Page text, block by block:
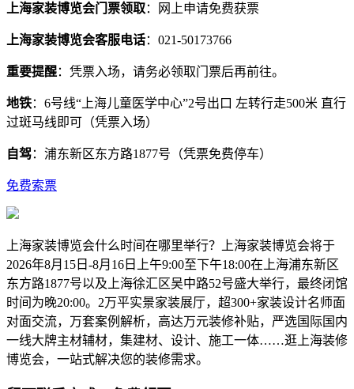
上海家装博览会门票领取：网上申请免费获票
上海家装博览会客服电话：021-50173766
重要提醒：凭票入场，请务必领取门票后再前往。
地铁：6号线“上海儿童医学中心”2号出口 左转行走500米 直行
过斑马线即可（凭票入场）
自驾：浦东新区东方路1877号（凭票免费停车）
免费索票
上海家装博览会什么时间在哪里举行？上海家装博览会将于
2026年8月15日-8月16日上午9:00至下午18:00在上海浦东新区
东方路1877号以及上海徐汇区吴中路52号盛大举行，最终闭馆
时间为晚20:00。2万平实景家装展厅，超300+家装设计名师面
对面交流，万套案例解析，高达万元装修补贴，严选国际国内
一线大牌主材辅材，集建材、设计、施工一体……逛上海装修
博览会，一站式解决您的装修需求。